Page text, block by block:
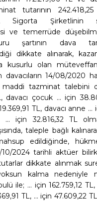
tutarının
Sigorta Şirketlinin
ve temerrüde
şartının dava
dikkate alınarak,
kusurlu olan
davacıların 14/08/2020
maddi tazminat talebini
davacı çocuk ... için
TL, davacı anne ...
... için 32.816,32 TL
taleple bağlı
edildiğinde,
2024 tarihli aktüer
dikkate alınmak
kalma nedeniyle
ile; ... için 162.759,12
TL, ... için 47.609,22